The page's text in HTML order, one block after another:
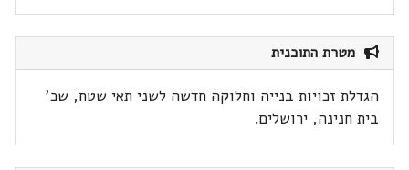
מטרת התוכנית
הגדלת זכויות בנייה וחלוקה חדשה לשני תאי שטח, שכ'
בית חנינה, ירושלים.